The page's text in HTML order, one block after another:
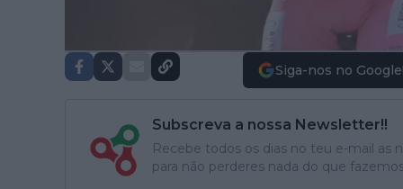
Siga-nos no Google!
Subscreva a nossa Newsletter!!
Recebe todos os dias no teu e-mail as
para não perderes nada do que